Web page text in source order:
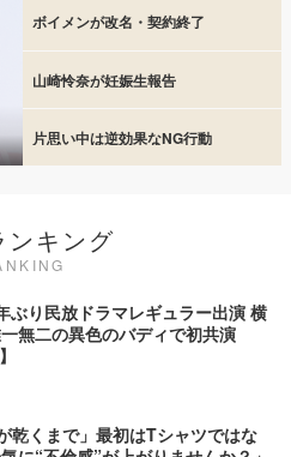
ボイメンが改名・契約終了
山崎怜奈が妊娠生報告
片思い中は逆効果なNG行動
ンキング
ぶり民放ドラマレギュラー出演 横
無二の異色のバディで初共演
乾くまで」最初はTシャツではな